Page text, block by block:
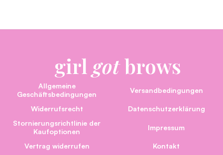
girl gotbrows
Allgemeine
Geschäftsbedingungen
Versandbedingungen
Widerrufsrecht
Datenschutzerklärung
Stornierungsrichtlinie der
Kaufoptionen
Impressum
Vertrag widerrufen Kontakt